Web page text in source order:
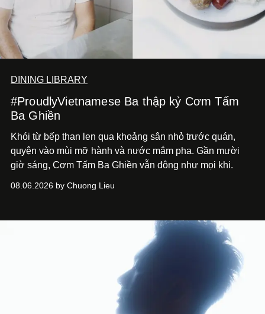
DINING LIBRARY
#ProudlyVietnamese Ba thập kỷ Cơm Tấm
Ba Ghiền
Khói từ bếp than len qua khoảng sân nhỏ trước quán,
quyện vào mùi mỡ hành và nước mắm pha. Gần mười
giờ sáng, Cơm Tấm Ba Ghiền vẫn đông như mọi khi.
08.06.2026 by Chuong Lieu